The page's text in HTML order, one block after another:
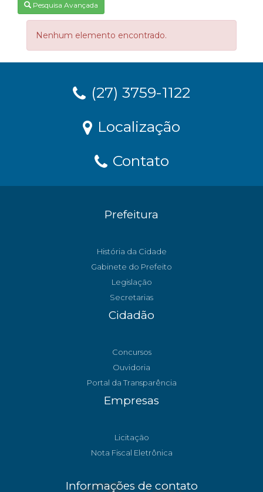
Pesquisa Avançada
Nenhum elemento encontrado.
(27) 3759-1122
Localização
Contato
Prefeitura
História da Cidade
Gabinete do Prefeito
Legislação
Secretarias
Cidadão
Concursos
Ouvidoria
Portal da Transparência
Empresas
Licitação
Nota Fiscal Eletrônica
Informações de contato